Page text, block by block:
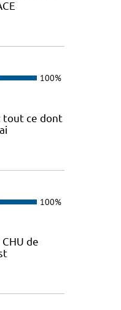
100%
tout ce dont
100%
de